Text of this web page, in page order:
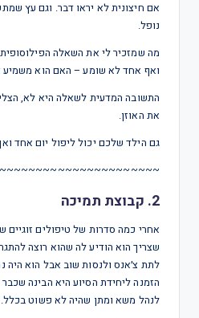
אם חיצונית לא יראו דבר. וגם עץ
נופל.
מה שמזכיר לי את השאלה
ואף אחד לא שומע – האם הוא משמיע
התשובה המדעית לשאלה היא לא,
את האוזן.
גם הילד שלכם יכול ליפול יום אחד
2. קבוצת תמיכה
אחרי כמה סדרות של טיפולים
שצריך הוא הודיע לה שהוא רוצה
לתת צ׳אנס ולנסות שוב אבל הוא היה
הזמנה ליחידת הסיוע היא הבינה
לנהל משא ומתן שהיה לא פשוט בכלל.